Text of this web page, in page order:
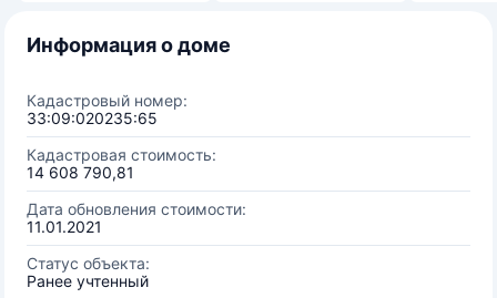
Информация о доме
Кадастровый номер:
33:09:020235:65
Кадастровая стоимость:
14 608 790,81
Дата обновления стоимости:
11.01.2021
Статус объекта:
Ранее учтенный